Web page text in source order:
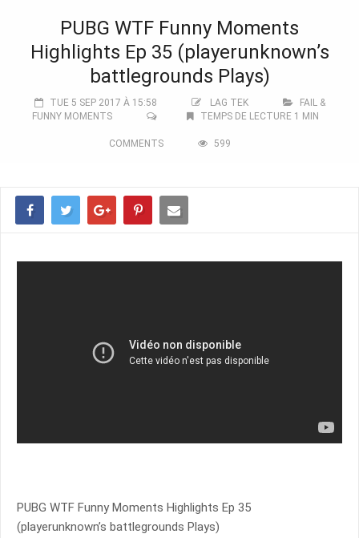
PUBG WTF Funny Moments
Highlights Ep 35 (playerunknown’s
battlegrounds Plays)
TUE 5 SEP 2017 À 15:58 LAG TEK
FAIL &
FUNNY MOMENTS
TEMPS DE LECTURE 1 MIN
COMMENTS 599
PUBG WTF Funny Moments Highlights Ep 35
(playerunknown’s battlegrounds Plays)